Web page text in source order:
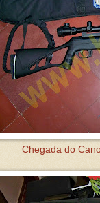
Chegada do